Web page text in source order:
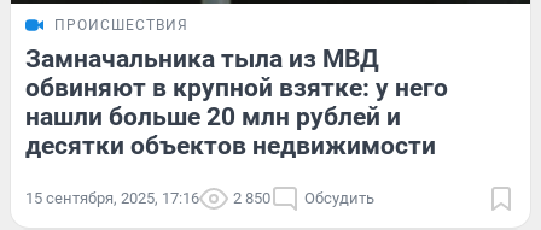
ПРОИСШЕСТВИЯ
Замначальника тыла из МВД
обвиняют в крупной взятке: у него
нашли больше 20 млн рублей и
десятки объектов недвижимости
15 сентября, 2025, 17:16 2 850 Обсудить